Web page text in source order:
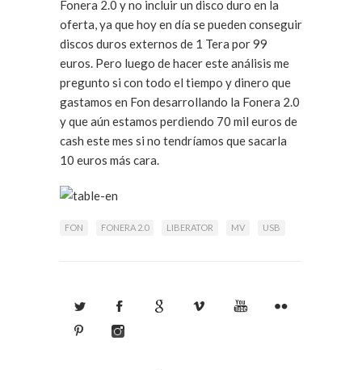
Fonera 2.0 y no incluir un disco duro en la
oferta, ya que hoy en día se pueden conseguir
discos duros externos de 1 Tera por 99
euros. Pero luego de hacer este análisis me
pregunto si con todo el tiempo y dinero que
gastamos en Fon desarrollando la Fonera 2.0
y que aún estamos perdiendo 70 mil euros de
cash este mes si no tendríamos que sacarla
10 euros más cara.
FON FONERA 2.0 LIBERATOR MV USB